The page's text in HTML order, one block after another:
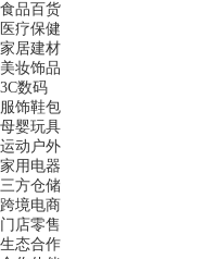
食品百货
医疗保健
家居建材
美妆饰品
3C数码
服饰鞋包
母婴玩具
运动户外
家用电器
三方仓储
跨境电商
门店零售
生态合作